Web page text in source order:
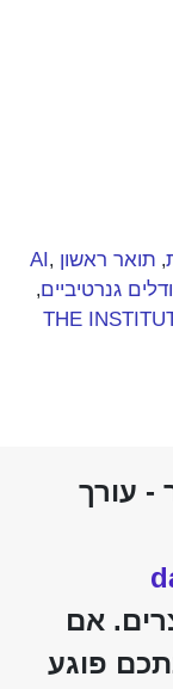
, תואר ראשון AI ,
גנרטיביים,
THE
- עורך
אם
פוגע